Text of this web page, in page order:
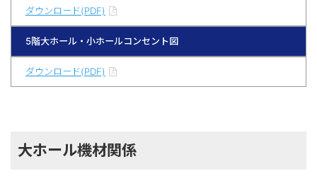
ダウンロード(PDF)
5階大ホール・小ホールコンセント図
ダウンロード(PDF)
大ホール機材関係